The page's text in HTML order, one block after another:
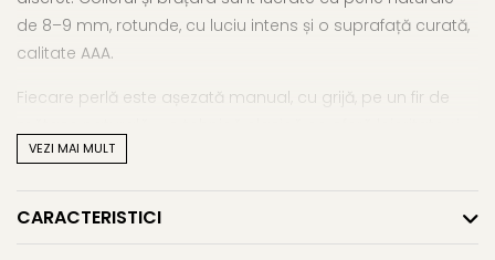
de 8–9 mm, rotunde, cu luciu intens și o suprafață curată,
calitate AAA.
Fiecare perlă este așezată manual, cu grijă, pe un fir de
siguranță, păstrând bijuteria flexibilă și durabilă în timp.
un design subtil, menit să completeze fără să atragă
VEZI MAI MULT
CARACTERISTICI